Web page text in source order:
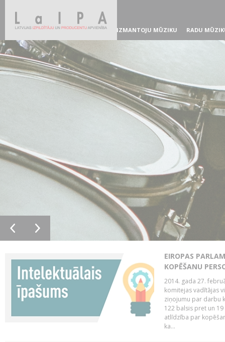
IZMANTOJU MŪZIKU RADU
EIROPAS
KOPĒŠANU
2014. gada 27.
komitejas vadītājas
ziņojumu par darbu
122 balsis pret un
atlīdzība par
ka...